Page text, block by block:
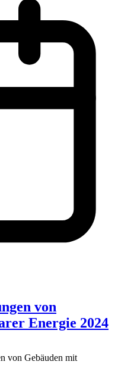
von
Energie 2024
von Gebäuden mit